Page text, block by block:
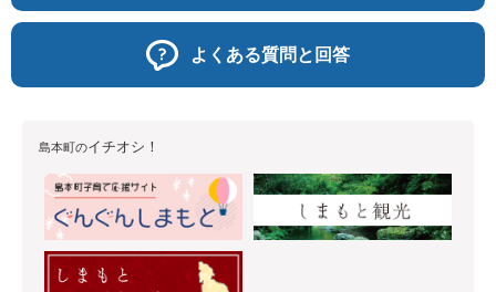
よくある質問と回答
島本町のイチオシ！